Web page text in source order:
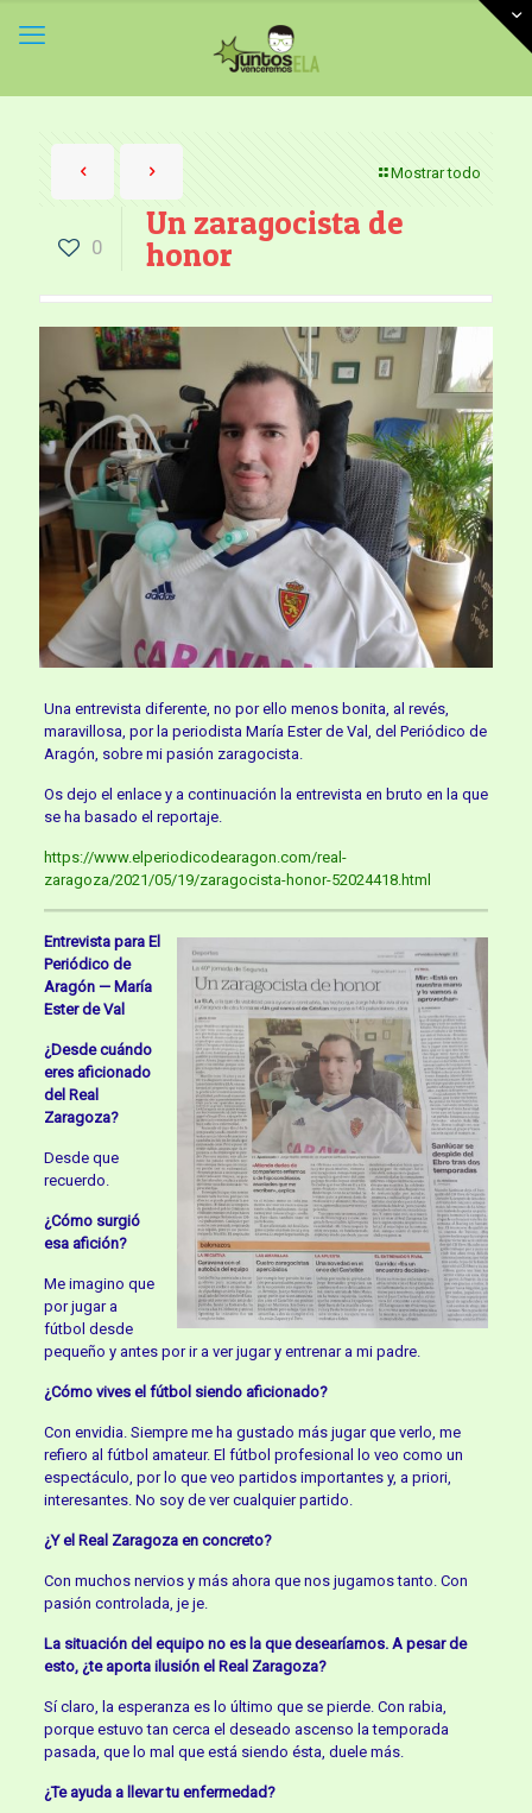
Mostrar todo
0
Un zaragocista de
honor
Una entrevista diferente, no por ello menos bonita, al revés,
maravillosa, por la periodista María Ester de Val, del Periódico de
Aragón, sobre mi pasión zaragocista.
Os dejo el enlace y a continuación la entrevista en bruto en la que
se ha basado el reportaje.
https://www.elperiodicodearagon.com/real-
zaragoza/2021/05/19/zaragocista-honor-52024418.html
Entrevista para El
Periódico de
Aragón — María
Ester de Val
¿Desde cuándo
eres aficionado
del Real
Zaragoza?
Desde que
recuerdo.
¿Cómo surgió
esa afición?
Me imagino que
por jugar a
fútbol desde
pequeño y antes por ir a ver jugar y entrenar a mi padre.
¿Cómo vives el fútbol siendo aficionado?
Con envidia. Siempre me ha gustado más jugar que verlo, me
refiero al fútbol amateur. El fútbol profesional lo veo como un
espectáculo, por lo que veo partidos importantes y, a priori,
interesantes. No soy de ver cualquier partido.
¿Y el Real Zaragoza en concreto?
Con muchos nervios y más ahora que nos jugamos tanto. Con
pasión controlada, je je.
La situación del equipo no es la que desearíamos. A pesar de
esto, ¿te aporta ilusión el Real Zaragoza?
Sí claro, la esperanza es lo último que se pierde. Con rabia,
porque estuvo tan cerca el deseado ascenso la temporada
pasada, que lo mal que está siendo ésta, duele más.
¿Te ayuda a llevar tu enfermedad?